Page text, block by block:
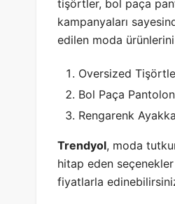
tişörtler, bol paça
kampanyaları
edilen moda
Oversized
Bol Paça
Rengarenk
Trendyol, moda
hitap eden
fiyatlarla